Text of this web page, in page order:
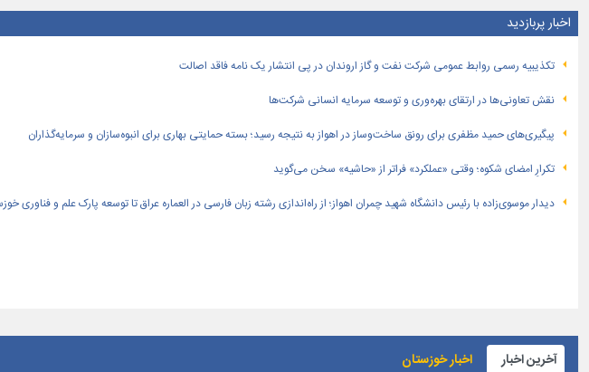
اخبار پربازدید
تكذیبیه رسمی روابط عمومی شركت نفت و گاز اروندان در پی انتشار یک نامه فاقد اصالت
نقش تعاونی‌ها در ارتقای بهره‌وری و توسعه سرمایه انسانی شرکت‌ها
پیگیری‌های حمید مظفری برای رونق ساخت‌وساز در اهواز به نتیجه رسید؛ بسته حمایتی بهاری برای انبوه‌سازان و سرمایه‌گذاران
تکرارِ امضای شکوه؛ وقتی «عملکرد» فراتر از «حاشیه» سخن می‌گوید
دیدار موسوی‌زاده با رئیس دانشگاه شهید چمران اهواز؛ از راه‌اندازی رشته زبان فارسی در العماره عراق تا توسعه پارک علم و
آخرین اخبار اخبار خوزستان